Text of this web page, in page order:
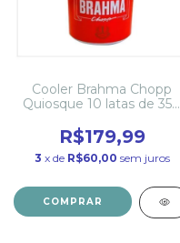
Cooler Brahma Chopp
Quiosque 10 latas de 350
R$179,99
3 x de R$60,00 sem juros